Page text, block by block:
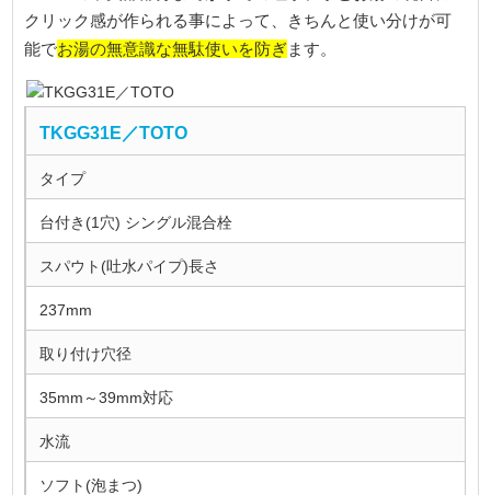
クリック感が作られる事によって、きちんと使い分けが可
能でお湯の無意識な無駄使いを防ぎます。
TKGG31E／TOTO
タイプ
台付き(1穴) シングル混合栓
スパウト(吐水パイプ)長さ
237mm
取り付け穴径
35mm～39mm対応
水流
ソフト(泡まつ)